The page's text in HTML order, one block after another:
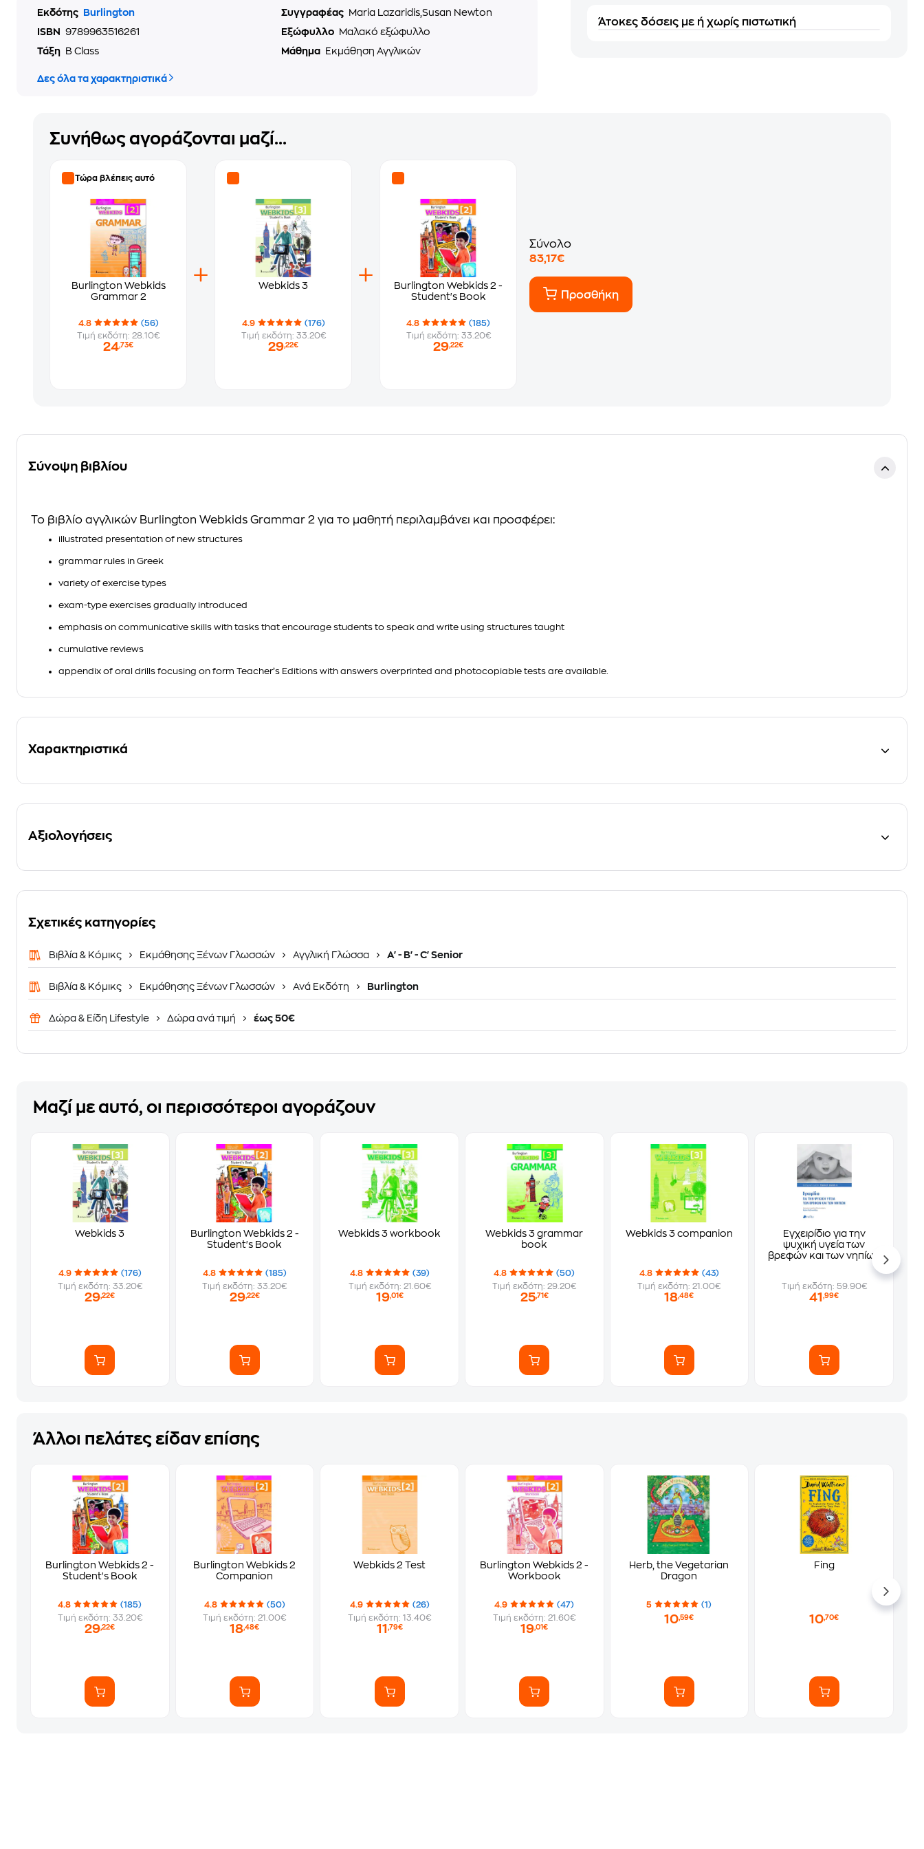
Εκδότης Burlington Συγγραφέας
Maria Lazaridis,Susan Newton
ISBN
9789963516261 Εξώφυλλο
Μαλακό εξώφυλλο
Τάξη
B Class Μάθημα Εκμάθηση Αγγλικών
Δες όλα τα χαρακτηριστικά
Άτοκες δόσεις με ή χωρίς πιστωτική
Συνήθως αγοράζονται μαζί...
Τώρα βλέπεις αυτό
Burlington Webkids
Grammar 2
4.8
(56)
Τιμή εκδότη: 28.10€
24,73€
Webkids 3
4.9
(176)
Τιμή εκδότη: 33.20€
29,22€
Burlington Webkids 2 -
Student's Book
4.8
(185)
Τιμή εκδότη: 33.20€
29,22€
Σύνολο
83,17€
Προσθήκη
Σύνοψη βιβλίου
Το βιβλίο αγγλικών Burlington Webkids Grammar 2 για το μαθητή περιλαμβάνει και προσφέρει:
illustrated presentation of new structures
grammar rules in Greek
variety of exercise types
exam-type exercises gradually introduced
emphasis on communicative skills with tasks that encourage students to speak and write using structures taught
cumulative reviews
appendix of oral drills focusing on form Teacher’s Editions with answers overprinted and photocopiable tests are available.
Χαρακτηριστικά
Αξιολογήσεις
Σχετικές κατηγορίες
Βιβλία & Κόμικς Εκμάθησης Ξένων Γλωσσών Αγγλική Γλώσσα A' - B' - C' Senior
Βιβλία & Κόμικς Εκμάθησης Ξένων Γλωσσών Ανά Εκδότη Burlington
Δώρα & Είδη Lifestyle Δώρα ανά τιμή έως 50€
Μαζί με αυτό, οι περισσότεροι αγοράζουν
Webkids 3
4.9
(176)
Τιμή εκδότη: 33.20€
29,22€
Burlington Webkids 2 -
Student's Book
4.8
(185)
Τιμή εκδότη: 33.20€
29,22€
Webkids 3 workbook
4.8
(39)
Τιμή εκδότη: 21.60€
19,01€
Webkids 3 grammar
book
4.8
(50)
Τιμή εκδότη: 29.20€
25,71€
Webkids 3 companion
4.8
(43)
Τιμή εκδότη: 21.00€
18,48€
Εγχειρίδιο για την
ψυχική υγεία των
βρεφών και των νηπίων
Τιμή εκδότη: 59.90€
41,99€
Άλλοι πελάτες είδαν επίσης
Burlington Webkids 2 -
Student's Book
4.8
(185)
Τιμή εκδότη: 33.20€
29,22€
Burlington Webkids 2
Companion
4.8
(50)
Τιμή εκδότη: 21.00€
18,48€
Webkids 2 Test
4.9
(26)
Τιμή εκδότη: 13.40€
11 ,79€
Burlington Webkids 2 -
Workbook
4.9
(47)
Τιμή εκδότη: 21.60€
19,01€
Herb, the Vegetarian
Dragon
5 (1)
10,59€
Fing
10,70€